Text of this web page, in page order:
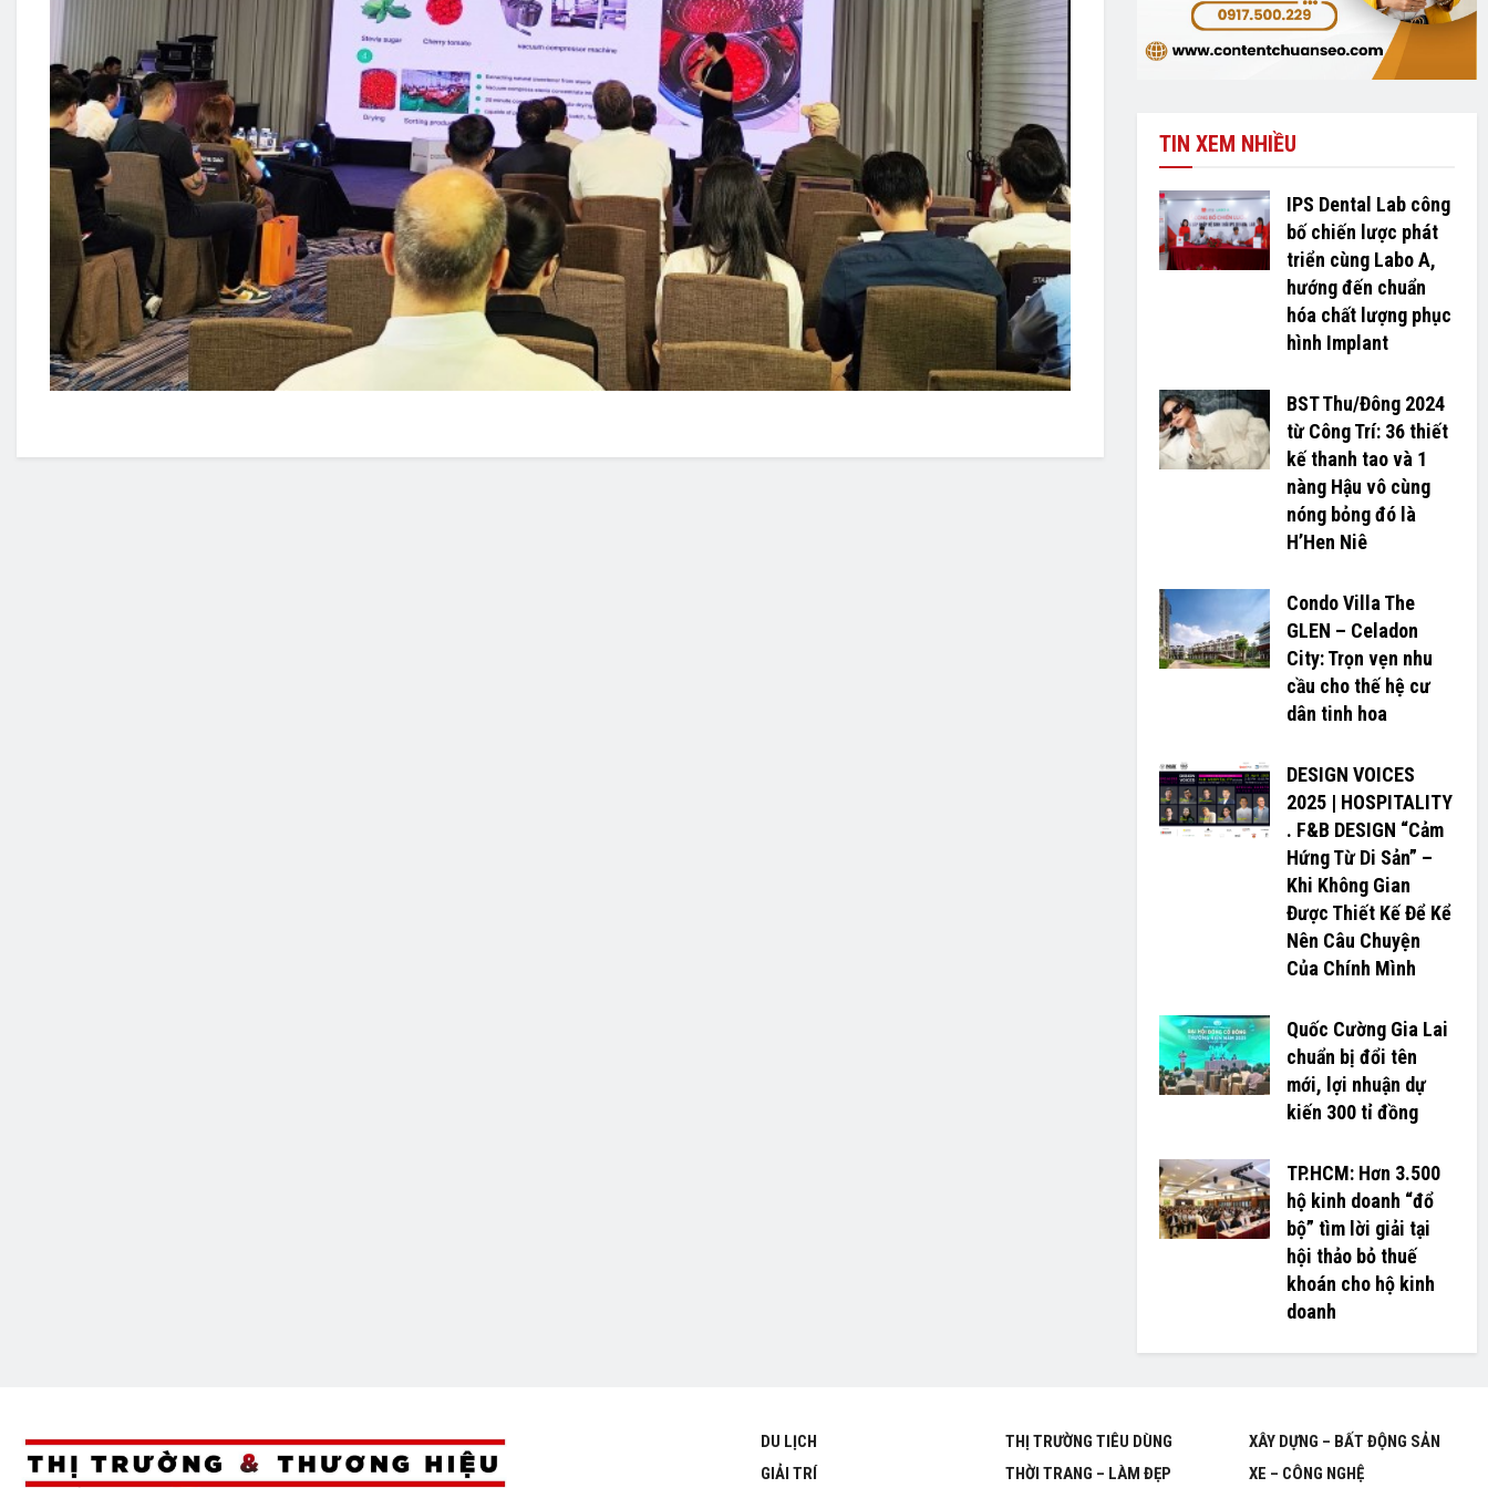
TIN XEM NHIỀU
IPS Dental Lab công
bố chiến lược phát
triển cùng Labo A,
hướng đến chuẩn
hóa chất lượng phục
hình Implant
BST Thu/Đông 2024
từ Công Trí: 36 thiết
kế thanh tao và 1
nàng Hậu vô cùng
nóng bỏng đó là
H’H­­­­en Niê
Condo Villa The
GLEN – Celadon
City: Trọn vẹn nhu
cầu cho thế hệ cư
dân tinh hoa
DESIGN VOICES
2025 | HOSPITALITY
. F&B DESIGN “Cảm
Hứng Từ Di Sản” –
Khi Không Gian
Được Thiết Kế Để Kể
Nên Câu Chuyện
Của Chính Mình
Quốc Cường Gia Lai
chuẩn bị đổi tên
mới, lợi nhuận dự
kiến 300 tỉ đồng
TP.HCM: Hơn 3.500
hộ kinh doanh “đổ
bộ” tìm lời giải tại
hội thảo bỏ thuế
khoán cho hộ kinh
doanh
DU LỊCH
GIẢI TRÍ
THỊ TRƯỜNG TIÊU DÙNG
THỜI TRANG – LÀM ĐẸP
XÂY DỰNG – BẤT ĐỘNG SẢN
XE – CÔNG NGHỆ